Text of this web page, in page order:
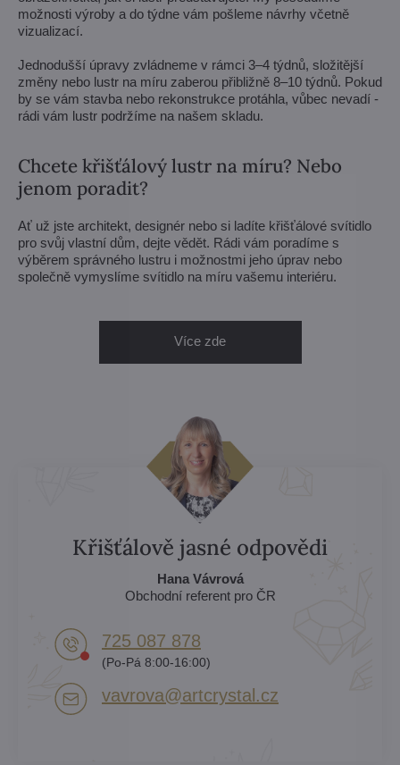
možnosti výroby a do týdne vám pošleme návrhy včetně
vizualizací.
Jednodušší úpravy zvládneme v rámci 3–4 týdnů, složitější
změny nebo lustr na míru zaberou přibližně 8–10 týdnů. Pokud
by se vám stavba nebo rekonstrukce protáhla, vůbec nevadí -
rádi vám lustr podržíme na našem skladu.
Chcete křišťálový lustr na míru? Nebo
jenom poradit?
Ať už jste architekt, designér nebo si ladíte křišťálové svítidlo
pro svůj vlastní dům, dejte vědět. Rádi vám poradíme s
výběrem správného lustru i možnostmi jeho úprav nebo
společně vymyslíme svítidlo na míru vašemu interiéru.
Více zde
Křišťálově jasné odpovědi
Hana Vávrová
Obchodní referent pro ČR
725 087 878​
(Po-Pá 8:00-16:00)
vavrova​@artcrystal​.cz